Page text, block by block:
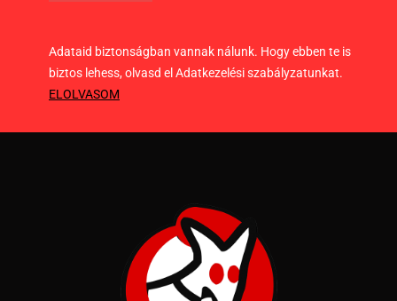
Adataid biztonságban vannak nálunk. Hogy ebben te is
biztos lehess, olvasd el Adatkezelési szabályzatunkat.
ELOLVASOM